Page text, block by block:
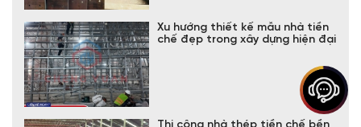
Xu hướng thiết kế mẫu nhà tiền
chế đẹp trong xây dựng hiện đại